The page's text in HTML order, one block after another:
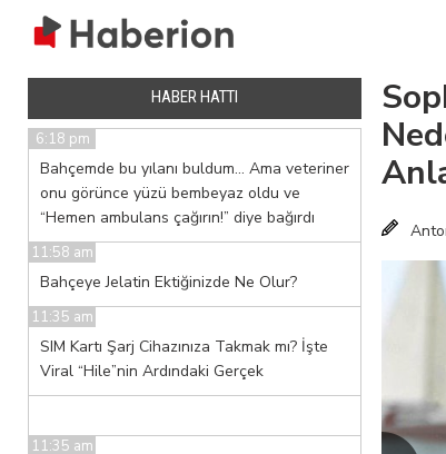
HABER HATTI
6:18 pm
Bahçemde bu yılanı buldum… Ama veteriner
onu görünce yüzü bembeyaz oldu ve
“Hemen ambulans çağırın!” diye bağırdı
11:58 am
Bahçeye Jelatin Ektiğinizde Ne Olur?
11:35 am
SIM Kartı Şarj Cihazınıza Takmak mı? İşte
Viral “Hile”nin Ardındaki Gerçek
11:35 am